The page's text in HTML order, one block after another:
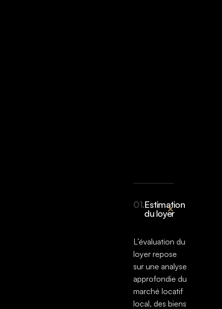
01.Estimation
du loyer
L’évaluation du
loyer repose
sur une analyse
approfondie du
marché locatif
local, des biens